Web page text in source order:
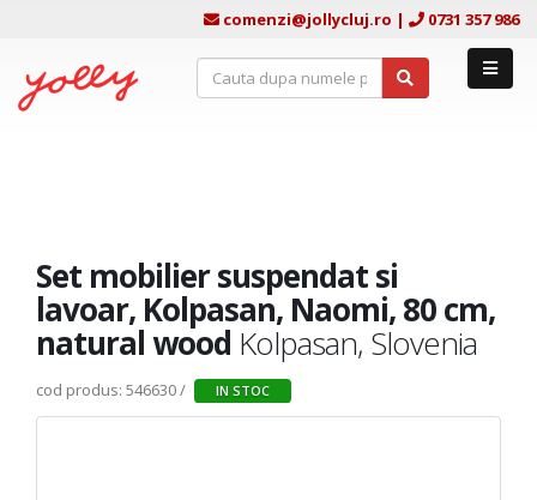
comenzi@jollycluj.ro | 0731 357 986
Set mobilier suspendat si
lavoar, Kolpasan, Naomi, 80 cm,
natural wood Kolpasan, Slovenia
cod produs: 546630 / IN STOC